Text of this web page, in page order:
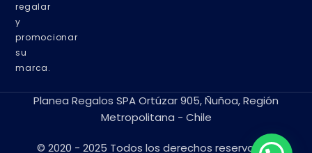
regalar
y
promocionar
su
marca.
Planea Regalos SPA Ortúzar 905, Ñuñoa, Región
Metropolitana - Chile
© 2020 - 2025 Todos los derechos reservados.